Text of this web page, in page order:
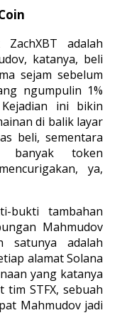
adalah
katanya, beli
sejam sebelum
ngumpulin 1%
ini bikin
di balik layar
beli, sementara
banyak token
ya,
bukti tambahan
Mahmudov
satunya adalah
alamat Solana
yang katanya
STFX, sebuah
Mahmudov jadi